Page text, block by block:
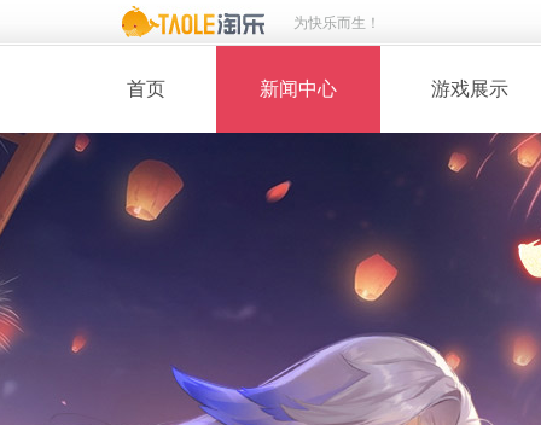
为快乐而生！
首页 新闻中心 游戏展示
· 维护公告
· 桃花美人